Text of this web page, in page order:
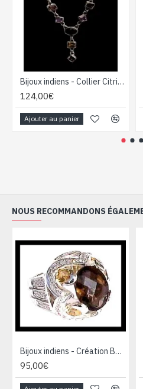
Bijoux indiens - Collier Citrine, Quartz Fumé et Améthyste
124,00€
Ajouter au panier
NOUS RECOMMANDONS
Bijoux indiens - Création Bague Quartz Fumé
95,00€